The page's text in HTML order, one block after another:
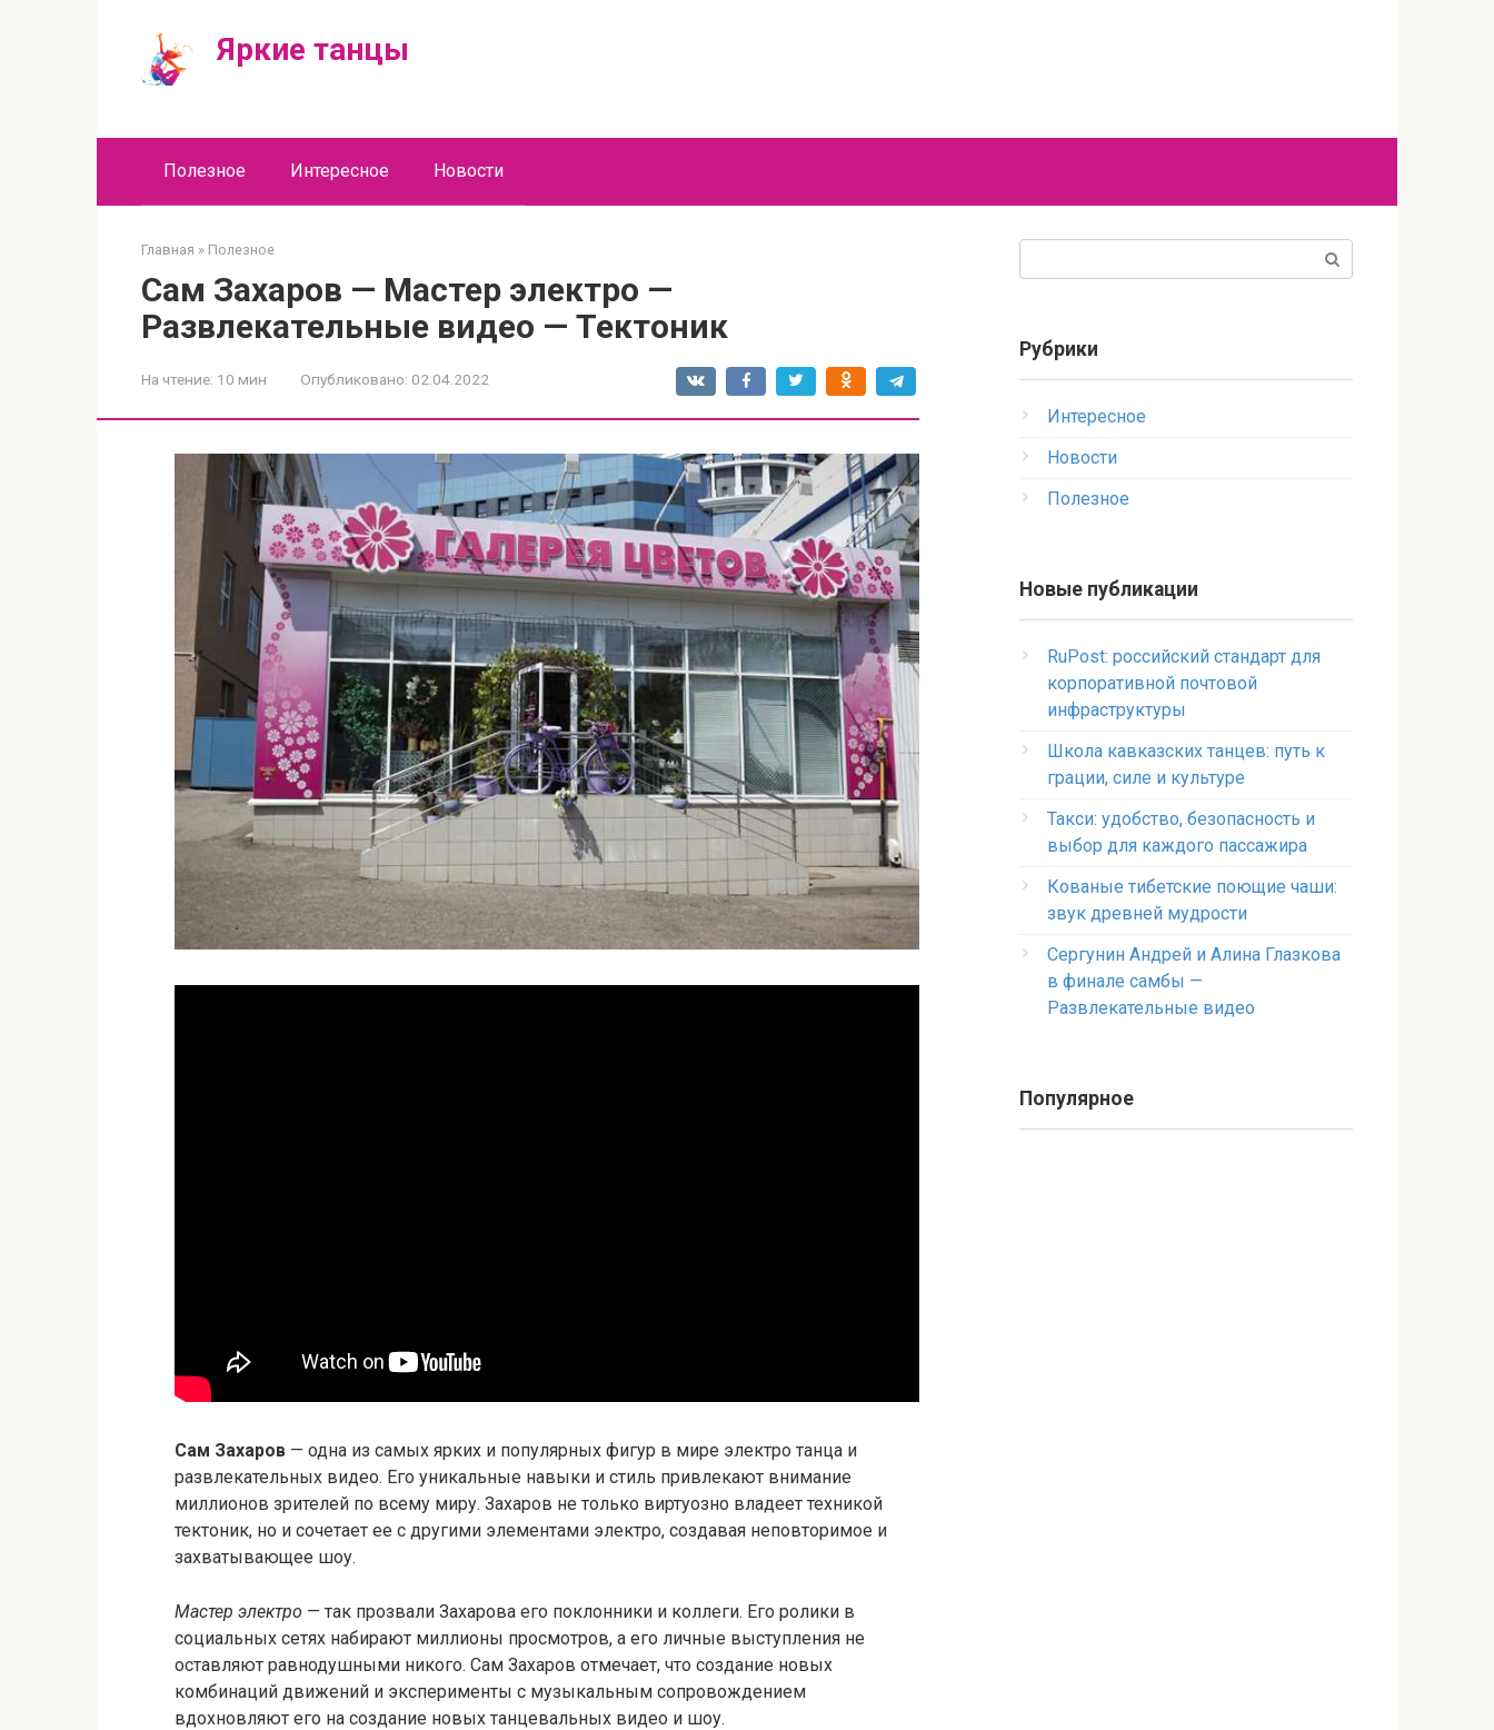
Яркие танцы
Полезное Интересное Новости
Главная » Полезное
Сам Захаров — Мастер электро —
Развлекательные видео — Тектоник
На чтение: 10 мин Опубликовано: 02.04.2022
Сам Захаров — одна из самых ярких и популярных фигур в мире электро танца и
развлекательных видео. Его уникальные навыки и стиль привлекают внимание
миллионов зрителей по всему миру. Захаров не только виртуозно владеет техникой
тектоник, но и сочетает ее с другими элементами электро, создавая неповторимое и
захватывающее шоу.
Мастер электро — так прозвали Захарова его поклонники и коллеги. Его ролики в
социальных сетях набирают миллионы просмотров, а его личные выступления не
оставляют равнодушными никого. Сам Захаров отмечает, что создание новых
комбинаций движений и эксперименты с музыкальным сопровождением
вдохновляют его на создание новых танцевальных видео и шоу.
Рубрики
Интересное
Новости
Полезное
Новые публикации
RuPost: российский стандарт для
корпоративной почтовой
инфраструктуры
Школа кавказских танцев: путь к
грации, силе и культуре
Такси: удобство, безопасность и
выбор для каждого пассажира
Кованые тибетские поющие чаши:
звук древней мудрости
Сергунин Андрей и Алина Глазкова
в финале самбы —
Развлекательные видео
Популярное